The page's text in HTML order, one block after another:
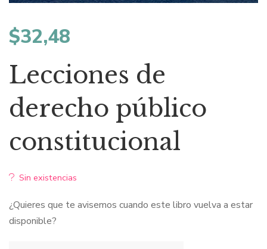
$32,48
Lecciones de
derecho público
constitucional
Sin existencias
¿Quieres que te avisemos cuando este libro vuelva a estar
disponible?